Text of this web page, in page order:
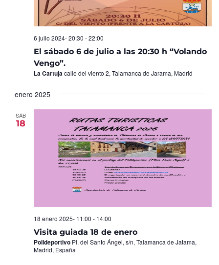
El sábado 6 de julio a las 20:30 h “Volando
Vengo”.
6 julio 2024- 20:30 -22:00
La Cartujacalle del viento 2, Talamanca de Jarama, Madrid
enero 2025
SÁB
18
Visita guiada 18 de enero
18 enero 2025- 11:00 - 14:00
Polideportivo Pl. del Santo Ángel, s/n, Talamanca de Jatama,
Madrid, España